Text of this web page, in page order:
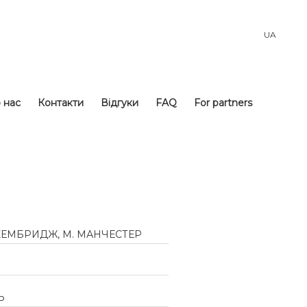
UA
нас Контакти Відгуки FAQ For partners
М. МАНЧЕСТЕР